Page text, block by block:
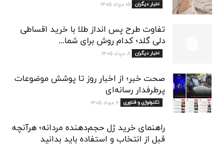
اخبار دیگران ۱۵ مرداد ۱۴۰۵
تفاوت طرح پس انداز طلا با خرید اقساطی
دلی گلد؛ کدام روش برای شما...
اخبار دیگران ۸ مرداد ۱۴۰۵
صحت خبر؛ از اخبار روز تا پوشش موضوعات
پرطرفدار رسانه‌ای
تکنولوژی و فناوری ۶ مرداد ۱۴۰۵
راهنمای خرید ژل حجم‌دهنده مردانه؛ هرآنچه
قبل از انتخاب و استفاده باید بدانید